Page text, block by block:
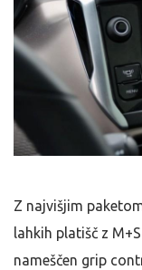
Z najvišjim
lahkih platišč z
nameščen grip